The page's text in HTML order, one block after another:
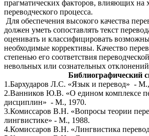
прагматических факторов, влияющих на
переводческого процесса.
Для обеспечения высокого качества
должен уметь сопоставлять текст
оценивать и классифицировать
необходимые коррективы. Качество
степенью его соответствия
невольных или сознательных
Библиографический
1.Бархударов Л.С. «Язык и перевод» -
2.Ванников Ю.В. «О едином комплексе
дисциплин» - М., 1970.
3.Комиссаров В.Н. «Вопросы теории
лингвистике» - М., 1988.
4.Комиссаров В.Н. «Лингвистика